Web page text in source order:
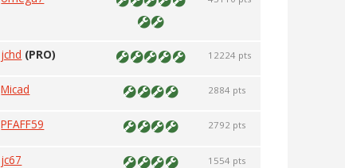
jchd (PRO) 12224 pts
Micad 2884 pts
PFAFF59 2792 pts
jc67 1554 pts